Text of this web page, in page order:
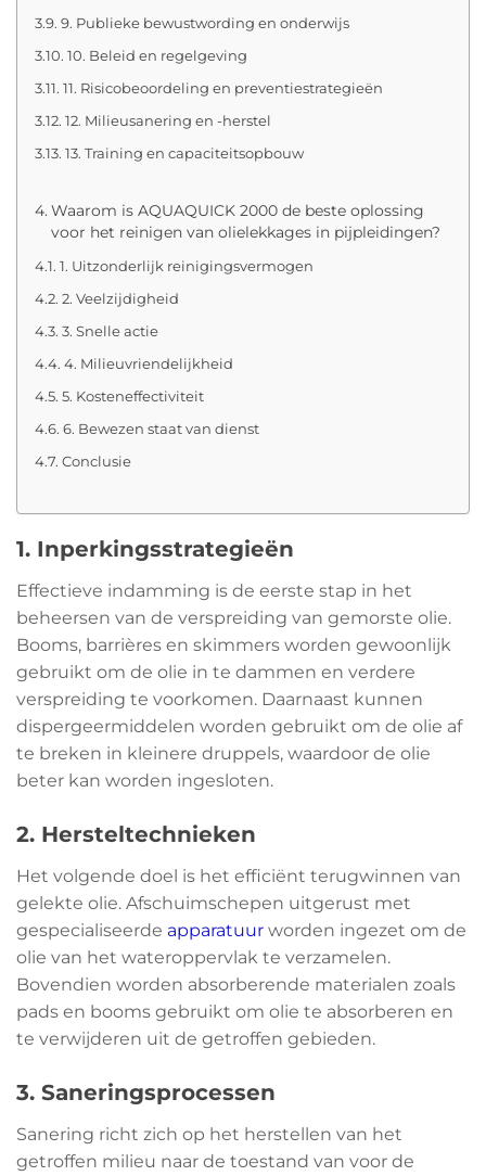
9. Publieke bewustwording en onderwijs
10. Beleid en regelgeving
11. Risicobeoordeling en preventiestrategieën
12. Milieusanering en -herstel
13. Training en capaciteitsopbouw
Waarom is AQUAQUICK 2000 de beste oplossing
voor het reinigen van olielekkages in pijpleidingen?
1. Uitzonderlijk reinigingsvermogen
2. Veelzijdigheid
3. Snelle actie
4. Milieuvriendelijkheid
5. Kosteneffectiviteit
6. Bewezen staat van dienst
Conclusie
1. Inperkingsstrategieën
Effectieve indamming is de eerste stap in het
beheersen van de verspreiding van gemorste olie.
Booms, barrières en skimmers worden gewoonlijk
gebruikt om de olie in te dammen en verdere
verspreiding te voorkomen. Daarnaast kunnen
dispergeermiddelen worden gebruikt om de olie af
te breken in kleinere druppels, waardoor de olie
beter kan worden ingesloten.
2. Hersteltechnieken
Het volgende doel is het efficiënt terugwinnen van
gelekte olie. Afschuimschepen uitgerust met
gespecialiseerde apparatuur worden ingezet om de
olie van het wateroppervlak te verzamelen.
Bovendien worden absorberende materialen zoals
pads en booms gebruikt om olie te absorberen en
te verwijderen uit de getroffen gebieden.
3. Saneringsprocessen
Sanering richt zich op het herstellen van het
getroffen milieu naar de toestand van voor de